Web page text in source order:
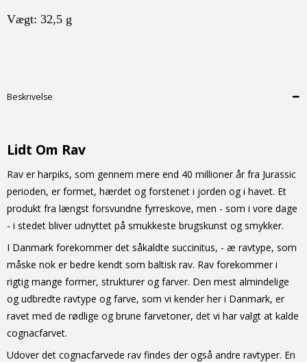
Vægt: 32,5 g
Beskrivelse
Lidt Om Rav
Rav er harpiks, som gennem mere end 40 millioner år fra Jurassic
perioden, er formet, hærdet og forstenet i jorden og i havet. Et
produkt fra længst forsvundne fyrreskove, men - som i vore dage
- i stedet bliver udnyttet på smukkeste brugskunst og smykker.
I Danmark forekommer det såkaldte succinitus, - æ ravtype, som
måske nok er bedre kendt som baltisk rav. Rav forekommer i
rigtig mange former, strukturer og farver. Den mest almindelige
og udbredte ravtype og farve, som vi kender her i Danmark, er
ravet med de rødlige og brune farvetoner, det vi har valgt at kalde
cognacfarvet.
Udover det cognacfarvede rav findes der også andre ravtyper. En